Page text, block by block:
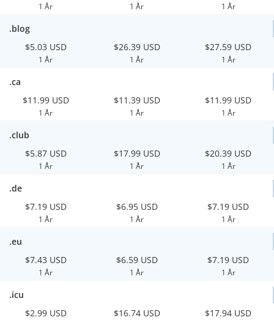
1 År 1 År 1 År
.blog
$5.03 USD
1 År
$26.39 USD
1 År
$27.59 USD
1 År
.ca
$11.99 USD
1 År
$11.39 USD
1 År
$11.99 USD
1 År
.club
$5.87 USD
1 År
$17.99 USD
1 År
$20.39 USD
1 År
.de
$7.19 USD
1 År
$6.95 USD
1 År
$7.19 USD
1 År
.eu
$7.43 USD
1 År
$6.59 USD
1 År
$7.19 USD
1 År
.icu
$2.99 USD
$16.74 USD $17.94 USD